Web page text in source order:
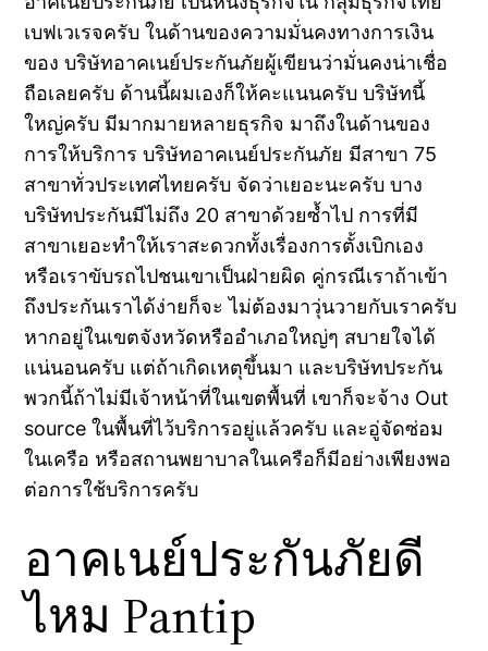
เบฟเวเรจครับ ในด้านของความมั่นคงทางการเงิน
ของ บริษัทอาคเนย์ประกันภัยผู้เขียนว่ามั่นคงน่าเชื่อ
ถือเลยครับ ด้านนี้ผมเองก็ให้คะแนนครับ บริษัทนี้
ใหญ่ครับ มีมากมายหลายธุรกิจ มาถึงในด้านของ
การให้บริการ บริษัทอาคเนย์ประกันภัย มีสาขา 75
สาขาทั่วประเทศไทยครับ จัดว่าเยอะนะครับ บาง
บริษัทประกันมีไม่ถึง 20 สาขาด้วยซ้ำไป การที่มี
สาขาเยอะทำให้เราสะดวกทั้งเรื่องการตั้งเบิกเอง
หรือเราขับรถไปชนเขาเป็นฝ่ายผิด คู่กรณีเราถ้าเข้า
ถึงประกันเราได้ง่ายก็จะ ไม่ต้องมาวุ่นวายกับเราครับ
หากอยู่ในเขตจังหวัดหรืออำเภอใหญ่ๆ สบายใจได้
แน่นอนครับ แต่ถ้าเกิดเหตุขึ้นมา และบริษัทประกัน
พวกนี้ถ้าไม่มีเจ้าหน้าที่ในเขตพื้นที่ เขาก็จะจ้าง Out
source ในพื้นที่ไว้บริการอยู่แล้วครับ และอู่จัดซ่อม
ในเครือ หรือสถานพยาบาลในเครือก็มีอย่างเพียงพอ
ต่อการใช้บริการครับ
อาคเนย์ประกันภัยดี
ไหม Pantip